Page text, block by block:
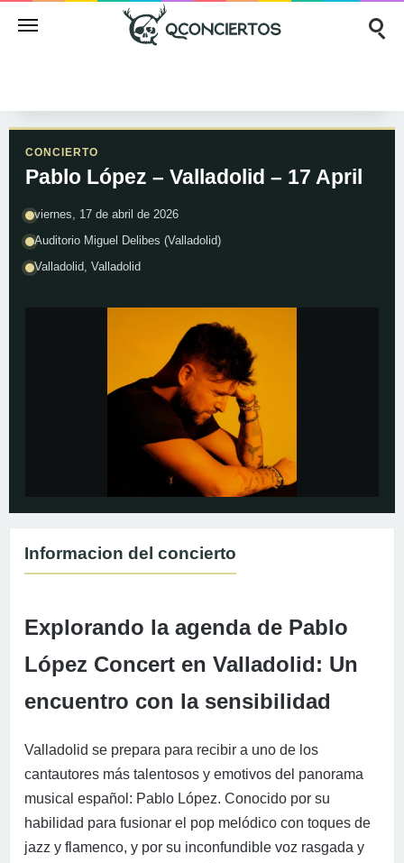
CONCIERTO
Pablo López – Valladolid – 17 April
viernes, 17 de abril de 2026
Auditorio Miguel Delibes (Valladolid)
Valladolid, Valladolid
Informacion del concierto
Explorando la agenda de Pablo
López Concert en Valladolid: Un
encuentro con la sensibilidad
Valladolid se prepara para recibir a uno de los
cantautores más talentosos y emotivos del panorama
musical español: Pablo López. Conocido por su
habilidad para fusionar el pop melódico con toques de
jazz y flamenco, y por su inconfundible voz rasgada y